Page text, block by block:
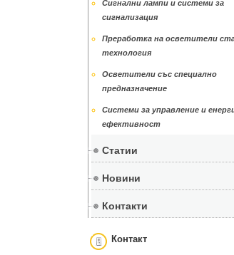
Сигнални лампи и системи за
сигнализация
Преработка на осветители
технология
Осветители със специално
предназначение
Системи за управление и
ефективност
Статии
Новини
Контакти
Контакт